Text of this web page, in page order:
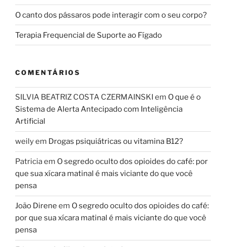
O canto dos pássaros pode interagir com o seu corpo?
Terapia Frequencial de Suporte ao Fígado
COMENTÁRIOS
SILVIA BEATRIZ COSTA CZERMAINSKI em O que é o
Sistema de Alerta Antecipado com Inteligência
Artificial
weilyem Drogas psiquiátricas ou vitamina B12?
Patriciaem O segredo oculto dos opioides do café: por
que sua xícara matinal é mais viciante do que você
pensa
João Direne em O segredo oculto dos opioides do café:
por que sua xícara matinal é mais viciante do que você
pensa